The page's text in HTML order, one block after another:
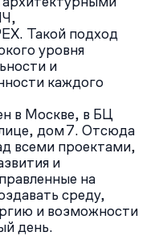
Такой подход
уровня
и
каждого
в Москве, в БЦ
дом 7. Отсюда
всеми проектами,
и
на
среду,
и возможности
день.